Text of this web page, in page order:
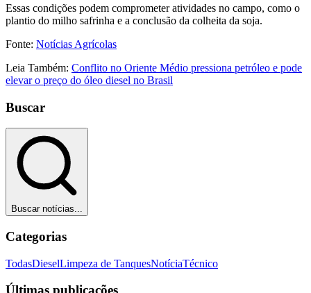
Essas condições podem comprometer atividades no campo, como o
plantio do milho safrinha e a conclusão da colheita da soja.
Fonte: Notícias Agrícolas
Leia Também: Conflito no Oriente Médio pressiona petróleo e pode
elevar o preço do óleo diesel no Brasil
Buscar
Buscar notícias...
Categorias
TodasDieselLimpeza de TanquesNotíciaTécnico